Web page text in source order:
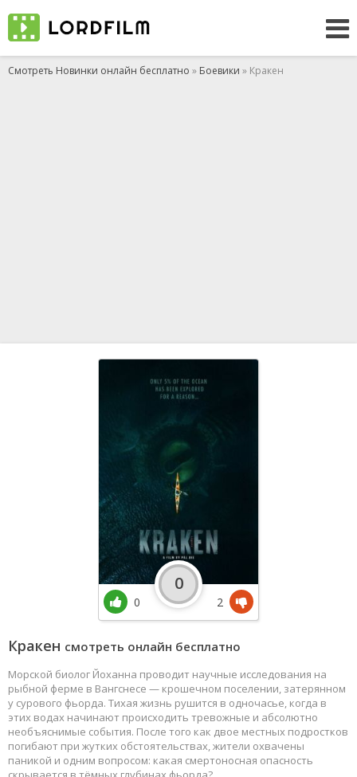
Смотреть Новинки онлайн бесплатно » Боевики » Кракен
Кракен смотреть онлайн бесплатно
Морской биолог Йоханна проводит научные исследования на
рыбной ферме в Вангснесе — крошечном поселении, затерянном
у сурового фьорда. Тихая жизнь рушится в одночасье, когда в
этих водах начинают происходить тревожные и абсолютно
необъяснимые события. После того как двое местных подростков
погибают при жутких обстоятельствах, жители охвачены
паникой и одним вопросом: какая смертоносная опасность
0
0
2